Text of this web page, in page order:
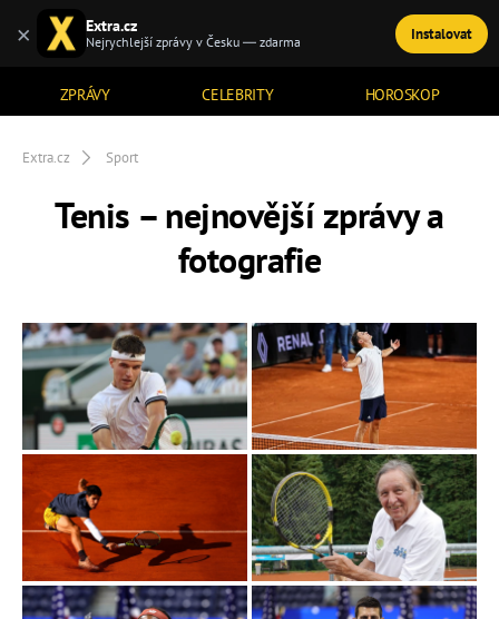
ZPRÁVY CELEBRITY HOROSKOP
TÉMATA
Extra.cz Sport
Tenis – nejnovější zprávy a
fotografie
× Extra.cz
Nejrychlejší zprávy v Česku — zdarma Instalovat